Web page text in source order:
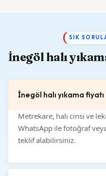
SIK
İnegöl halı
İnegöl halı yıkama fiyatı
Metrekare, halı cinsi ve
WhatsApp ile fotoğraf
teklif alabilirsiniz.